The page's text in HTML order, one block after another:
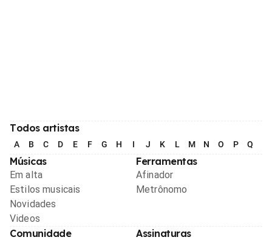
Todos artistas
A B C D E F G H I J K L M N O P Q
Músicas
Em alta
Estilos musicais
Novidades
Videos
Ferramentas
Afinador
Metrônomo
Comunidade Assinaturas